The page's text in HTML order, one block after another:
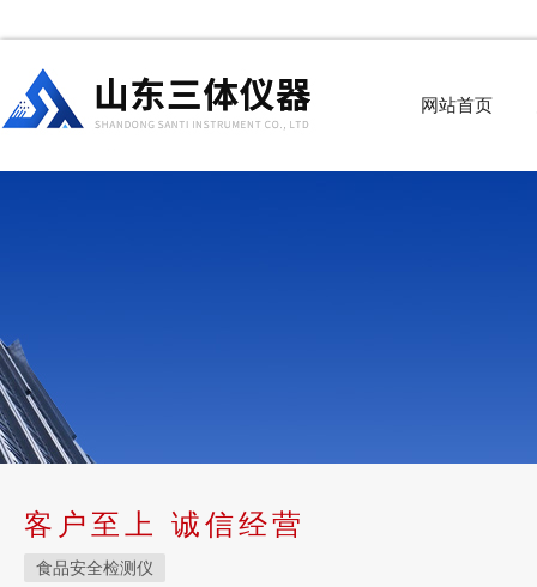
网站首页
客户至上 诚信经营
食品安全检测仪